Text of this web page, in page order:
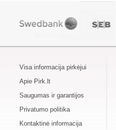
Visa informacija pirkėjui
Apie Pirk.lt
Saugumas ir garantijos
Privatumo politika
Kontaktinė informacija